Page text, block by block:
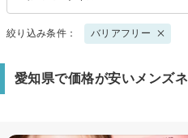
絞り込み条件： バリアフリー
愛知県で価格が安いメンズ